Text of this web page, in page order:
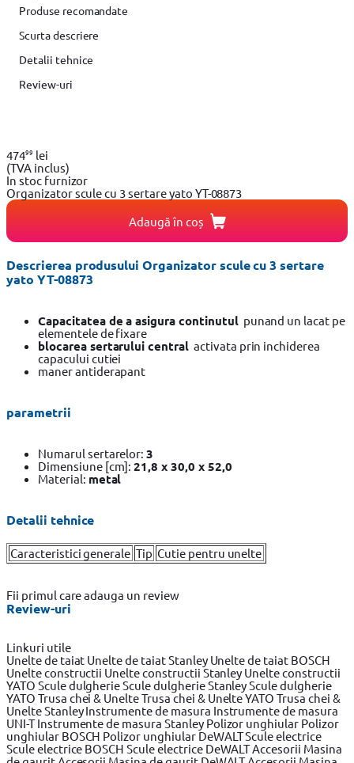
Produse recomandate
Scurta descriere
Detalii tehnice
Review-uri
47499 lei
(TVA inclus)
In stoc furnizor
Organizator scule cu 3 sertare yato YT-08873
Adaugă în coș
Descrierea produsului Organizator scule cu 3 sertare
yato YT-08873
Capacitatea de a asigura continutulpunand un lacat pe
elementele de fixare
blocarea sertarului central activata prin inchiderea
capacului cutiei
maner antiderapant
parametrii
Numarul sertarelor:3
Dimensiune [cm]:21,8 x 30,0 x 52,0
Material: metal
Detalii tehnice
Caracteristici generale Tip Cutie pentru unelte
Fii primul care adauga un review
Review-uri
Linkuri utile
Unelte de taiat Unelte de taiat Stanley Unelte de taiat BOSCH
Unelte constructii Unelte constructii Stanley Unelte constructii
YATO Scule dulgherieScule dulgherie StanleyScule dulgherie
YATO Trusa chei & UnelteTrusa chei & Unelte YATOTrusa chei &
Unelte StanleyInstrumente de masura Instrumente de masura
UNI-TInstrumente de masura Stanley Polizor unghiular Polizor
unghiular BOSCH Polizor unghiular DeWALTScule electrice
Scule electrice BOSCHScule electrice DeWALTAccesorii Masina